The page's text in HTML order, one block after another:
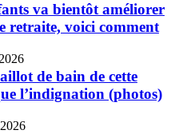
va bientôt améliorer
retraite, voici comment
de bain de cette
l’indignation (photos)